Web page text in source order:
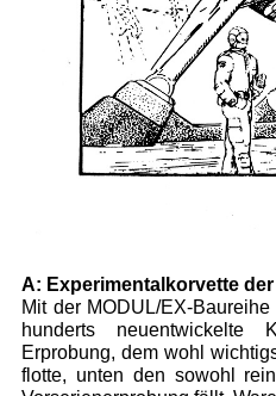
A: Experimentalkorvette
Mit der MODUL/EX-
hunderts neuentwickelte
Erprobung, dem wohl
flotte, unten den sowohl